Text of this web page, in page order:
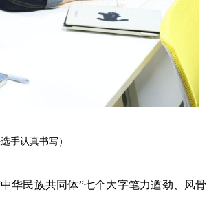
手认真书写）
华民族共同体”七个大字笔力遒劲、风